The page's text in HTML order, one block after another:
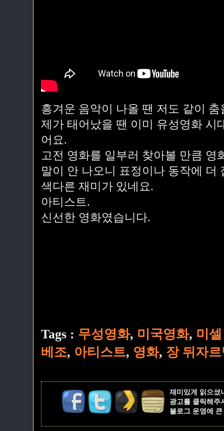
흥겨운 음악이 나올 땐 저도 같이
제가 태어났을 땐 이미 유성영화 시
어요.
고전 영화를 일부러 찾아볼 만큼 영
말이 안 나오니 표정이나 동작에 더
색다른 재미가 있네요.
아티스트.
신선한 영화였습니다.
Tags : 무성영화, 미국영화, 미
베조, 아티스트, 영화, 장 뒤자
재미있게 읽으셨
광고를 클릭해주
블로그 운영에